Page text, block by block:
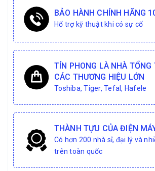
BẢO HÀNH CHÍNH HÃNG
Hổ trợ kỹ thuật khi có sự cố
TÍN PHONG LÀ NHÀ TỔNG
CÁC THƯƠNG HIỆU LỚN
Toshiba, Tiger, Tefal, Hafele
THÀNH TỰU CỦA ĐIỆN
Có hơn 200 nhà sỉ, đại lý và
trên toàn quốc